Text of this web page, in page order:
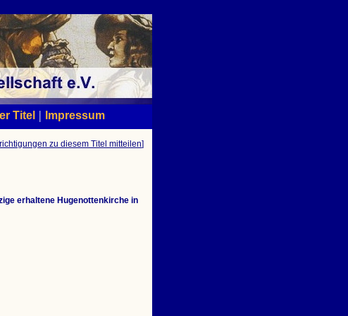
Titel | Impressum
zu diesem Titel mitteilen]
erhaltene Hugenottenkirche in